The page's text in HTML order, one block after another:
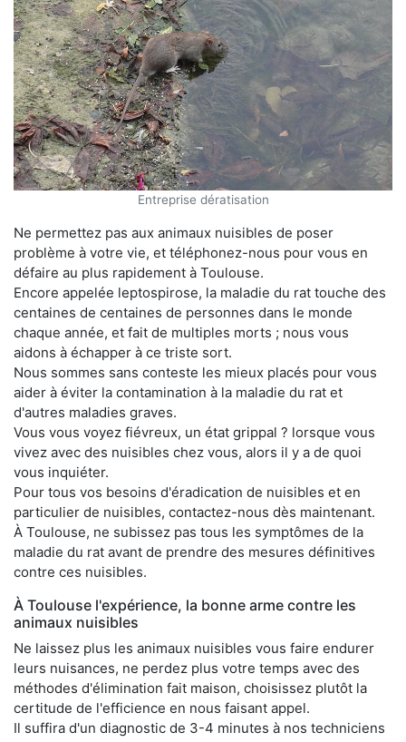
Entreprise dératisation
Ne permettez pas aux animaux nuisibles de poser
problème à votre vie, et téléphonez-nous pour vous en
défaire au plus rapidement à Toulouse.
Encore appelée leptospirose, la maladie du rat touche des
centaines de centaines de personnes dans le monde
chaque année, et fait de multiples morts ; nous vous
aidons à échapper à ce triste sort.
Nous sommes sans conteste les mieux placés pour vous
aider à éviter la contamination à la maladie du rat et
d'autres maladies graves.
Vous vous voyez fiévreux, un état grippal ? lorsque vous
vivez avec des nuisibles chez vous, alors il y a de quoi
vous inquiéter.
Pour tous vos besoins d'éradication de nuisibles et en
particulier de nuisibles, contactez-nous dès maintenant.
À Toulouse, ne subissez pas tous les symptômes de la
maladie du rat avant de prendre des mesures définitives
contre ces nuisibles.
À Toulouse l'expérience, la bonne arme contre les
animaux nuisibles
Ne laissez plus les animaux nuisibles vous faire endurer
leurs nuisances, ne perdez plus votre temps avec des
méthodes d'élimination fait maison, choisissez plutôt la
certitude de l'efficience en nous faisant appel.
Il suffira d'un diagnostic de 3-4 minutes à nos techniciens